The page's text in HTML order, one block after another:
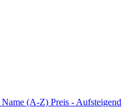
Name (A-Z) Preis - Aufsteigend